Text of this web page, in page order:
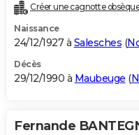
Créer une cagnotte
Naissance
24/12/1927 à Salesches (
Décès
29/12/1990 à Maubeuge (
Fernande